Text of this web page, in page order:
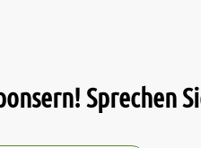
Sprechen